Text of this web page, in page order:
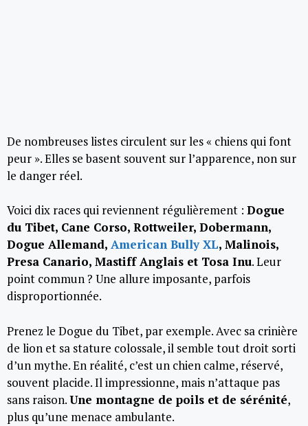
De nombreuses listes circulent sur les « chiens qui font
peur ». Elles se basent souvent sur l’apparence, non sur
le danger réel.
Voici dix races qui reviennent régulièrement : Dogue
du Tibet, Cane Corso, Rottweiler, Dobermann,
Dogue Allemand, American Bully XL, Malinois,
Presa Canario, Mastiff Anglais et Tosa Inu. Leur
point commun ? Une allure imposante, parfois
disproportionnée.
Prenez le Dogue du Tibet, par exemple. Avec sa crinière
de lion et sa stature colossale, il semble tout droit sorti
d’un mythe. En réalité, c’est un chien calme, réservé,
souvent placide. Il impressionne, mais n’attaque pas
sans raison.Une montagne de poils et de sérénité,
plus qu’une menace ambulante.